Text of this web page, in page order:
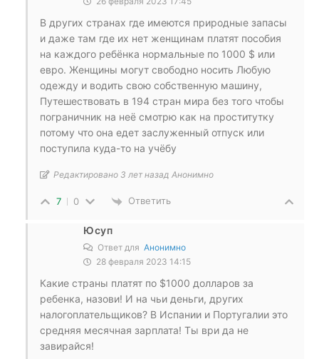
В других странах где имеются природные запасы
и даже там где их нет женщинам платят пособия
на каждого ребёнка нормальные по 1000 $ или
евро. Женщины могут свободно носить Любую
одежду и водить свою собственную машину,
Путешествовать в 194 стран мира без того чтобы
пограничник на неё смотрю как на проститутку
потому что она едет заслуженный отпуск или
поступила куда-то на учёбу
Редактировано 3 лет назад Анонимно
7 0 Ответить
Юсуп
Ответ для Анонимно
28 февраля 2023 14:15
Какие страны платят по $1000 долларов за
ребенка, назови! И на чьи деньги, других
налогоплательщиков? В Испании и Португалии это
средняя месячная зарплата! Ты ври да не
завирайся!